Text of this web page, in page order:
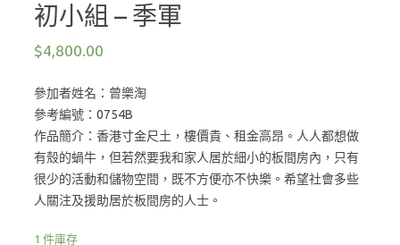
初小組 – 季軍
$4,800.00
參加者姓名：曾樂淘
參考編號：0754B
作品簡介：香港寸金尺土，樓價貴、租金高昂。人人都想做
有殼的蝸牛，但若然要我和家人居於細小的板間房內，只有
很少的活動和儲物空間，既不方便亦不快樂。希望社會多些
人關注及援助居於板間房的人士。
1 件庫存